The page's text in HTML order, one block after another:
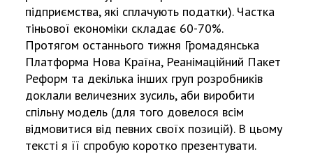
підприємства, які сплачують податки). Частка
тіньової економіки складає 60-70%.
Протягом останнього тижня Громадянська
Платформа Нова Країна, Реанімаційний Пакет
Реформ та декілька інших груп розробників
доклали величезних зусиль, аби виробити
спільну модель (для того довелося всім
відмовитися від певних своїх позицій). В цьому
тексті я її спробую коротко презентувати.